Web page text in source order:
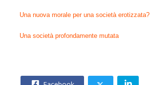
Una nuova morale per una società erotizzata?
Una società profondamente mutata